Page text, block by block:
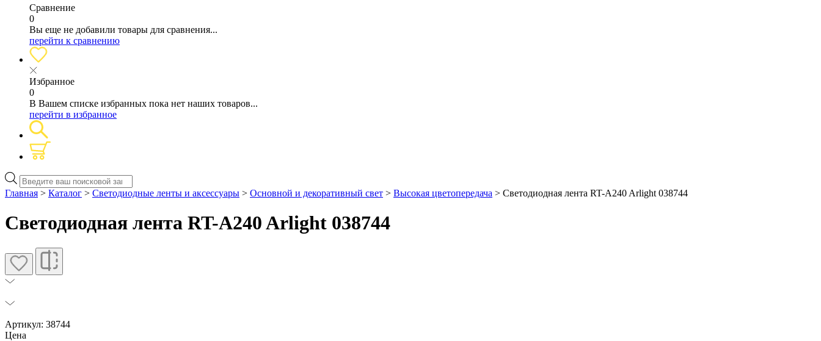
Сравнение
0
Вы еще не добавили товары для сравнения...
перейти к сравнению
Избранное
0
В Вашем списке избранных пока нет наших товаров...
перейти в избранное
Поиск
товаров
Главная > Каталог > Светодиодные ленты и аксессуары > Основной и декоративный свет > Высокая цветопередача > Светодиодная лента RT-A240 Arlight 038744
Светодиодная лента RT-A240 Arlight 038744
Артикул: 38744
Цена